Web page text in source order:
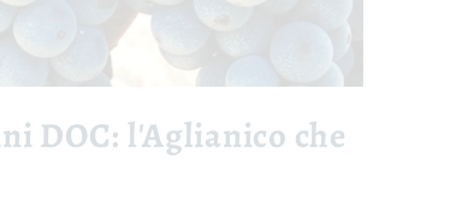
DOC: l'Aglianico che